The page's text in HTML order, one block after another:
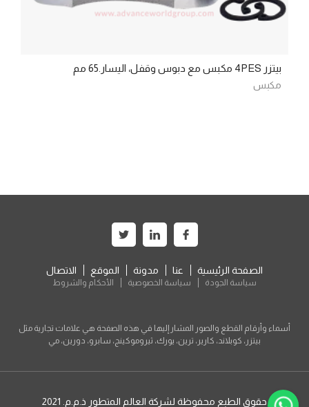
بيتزر 4PES مكبس مع دبوس وقفل، اليسار.65 مم
مكبس
الصفحة الرئيسية عنا مدونة الموقع الاتصال
سياسة الجودة سياسة الخصوصية الأحكام والشروط
أسماء وأرقام القطع والصور المشار إليها في هذه الصفحة هي علامات تجارية مثل
بيتزر، كوبلاند، كارير، ترين، يورك، ثيروموكينج، سابرو، دورين، مي
حقوق الطبع محفوظة لشركة العالم المتطور ذ.م.م. 2021